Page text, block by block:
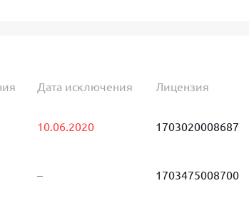
Дата исключения Лицензия
10.06.2020 1703020008687
– 1703475008700